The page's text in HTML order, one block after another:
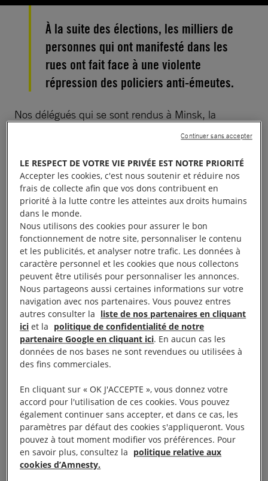
À la suite des élections, les milliers de
personnes qui ont manifesté dans les
rues ont fait face à une violente
répression des policiers anti-émeutes.
Nos délégués qui se sont rendus à Minsk, la
capitale de la Biélorussie, ont été témoins d’un
anti-émeutes contre des manifestants pacifiques.
Depuis des mois, les manifestations de masse à
Minsk et dans d’autres villes de Biélorussie se sont
multipliées dans le cadre de la course aux élections
nationales.La situation a dégénéré dans la nuit du
9 août 2020,lorsque les autorités ont annoncé «
les résultats officiels de sortie des urnes », indiquant
que le président sortant Alexandre Loukachenko
avait recueilli 80 % des suffrages.
Ce qui va à l’encontre des scrutins non officiels et
du sentiment général de la population. Des milliers
de nombreuses villes et communes à travers tout le
pays, estimant queles résultats avaient été
truqués.
LE RESPECT DE VOTRE VIE PRIVÉE EST NOTRE PRIORITÉ
Accepter les cookies, c'est nous soutenir et réduire nos
frais de collecte afin que vos dons contribuent en
priorité à la lutte contre les atteintes aux droits humains
dans le monde.
Nous utilisons des cookies pour assurer le bon
fonctionnement de notre site, personnaliser le contenu
et les publicités, et analyser notre trafic. Les données à
caractère personnel et les cookies que nous collectons
peuvent être utilisés pour personnaliser les annonces.
Nous partageons aussi certaines informations sur votre
navigation avec nos partenaires. Vous pouvez entres
autres consulter la liste de nos partenaires en cliquant
ici et la politique de confidentialité de notre
partenaire Google en cliquant ici. En aucun cas les
données de nos bases ne sont revendues ou utilisées à
des fins commerciales.
En cliquant sur « OK J'ACCEPTE », vous donnez votre
accord pour l'utilisation de ces cookies. Vous pouvez
également continuer sans accepter, et dans ce cas, les
paramètres par défaut des cookies s'appliqueront. Vous
pouvez à tout moment modifier vos préférences. Pour
en savoir plus, consultez la politique relative aux
cookies d’Amnesty.
Continuer sans accepter